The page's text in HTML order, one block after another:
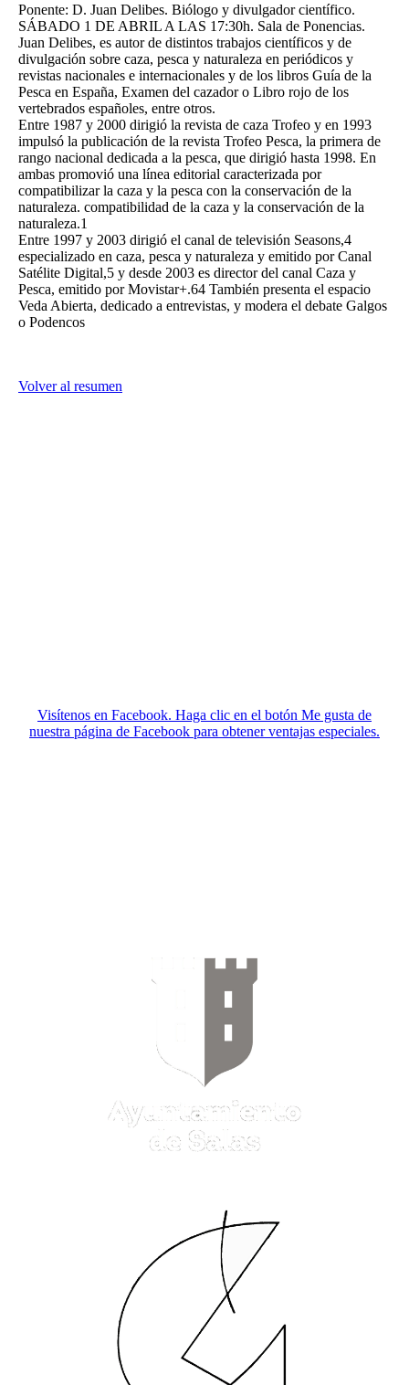
Ponente: D. Juan Delibes. Biólogo y divulgador científico.
SÁBADO 1 DE ABRIL A LAS 17:30h. Sala de Ponencias.
Juan Delibes, es autor de distintos trabajos científicos y de
divulgación sobre caza, pesca y naturaleza en periódicos y
revistas nacionales e internacionales y de los libros Guía de la
Pesca en España, Examen del cazador o Libro rojo de los
vertebrados españoles, entre otros.
Entre 1987 y 2000 dirigió la revista de caza Trofeo y en 1993
impulsó la publicación de la revista Trofeo Pesca, la primera de
rango nacional dedicada a la pesca, que dirigió hasta 1998. En
ambas promovió una línea editorial caracterizada por
compatibilizar la caza y la pesca con la conservación de la
naturaleza. compatibilidad de la caza y la conservación de la
naturaleza.1
Entre 1997 y 2003 dirigió el canal de televisión Seasons,4
especializado en caza, pesca y naturaleza y emitido por Canal
Satélite Digital,5 y desde 2003 es director del canal Caza y
Pesca, emitido por Movistar+.64 También presenta el espacio
Veda Abierta, dedicado a entrevistas, y modera el debate Galgos
o Podencos
Volver al resumen
Visítenos en Facebook. Haga clic en el botón Me gusta de
nuestra página de Facebook para obtener ventajas especiales.